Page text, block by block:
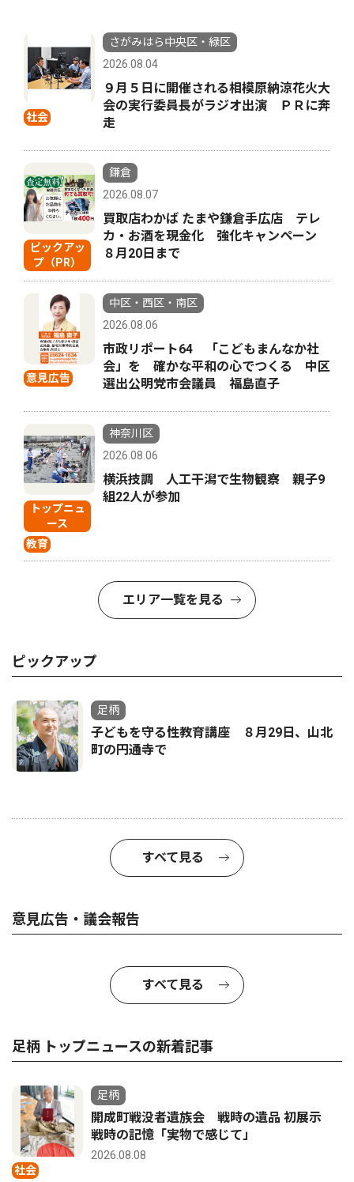
社会
さがみはら中央区・緑区
2026.08.04
９月５日に開催される相模原納涼花火大
会の実行委員長がラジオ出演 ＰＲに奔
走
ピックアッ
プ（PR）
鎌倉
2026.08.07
買取店わかば たまや鎌倉手広店 テレ
カ・お酒を現金化 強化キャンペーン
８月20日まで
意見広告
中区・西区・南区
2026.08.06
市政リポート64 「こどもまんなか社
会」を 確かな平和の心でつくる 中区
選出公明党市会議員 福島直子
トップニュ
ース
教育
神奈川区
2026.08.06
横浜技調 人工干潟で生物観察 親子9
組22人が参加
エリア一覧を見る
ピックアップ
足柄
子どもを守る性教育講座 ８月29日、山北
町の円通寺で
すべて見る
意見広告・議会報告
すべて見る
足柄 トップニュースの新着記事
社会
足柄
開成町戦没者遺族会 戦時の遺品 初展示
戦時の記憶「実物で感じて」
2026.08.08